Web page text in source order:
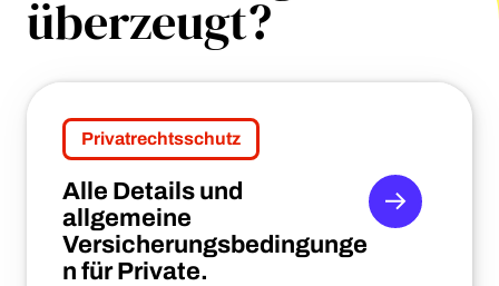
überzeugt?
Privatrechtsschutz
Alle Details und
allgemeine
Versicherungsbedingunge
n für Private.